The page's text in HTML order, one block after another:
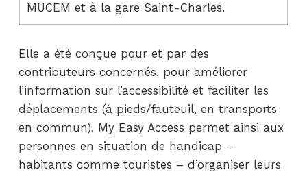
MUCEM et à la gare Saint-Charles.
Elle a été conçue pour et par des
contributeurs concernés, pour améliorer
l’information sur l’accessibilité et faciliter les
déplacements (à pieds/fauteuil, en transports
en commun). My Easy Access permet ainsi aux
personnes en situation de handicap –
habitants comme touristes – d’organiser leurs